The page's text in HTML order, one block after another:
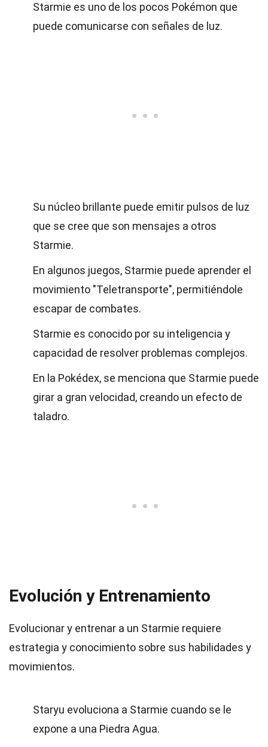
Starmie es uno de los pocos Pokémon que
puede comunicarse con señales de luz.
Su núcleo brillante puede emitir pulsos de luz
que se cree que son mensajes a otros
Starmie.
En algunos juegos, Starmie puede aprender el
movimiento "Teletransporte", permitiéndole
escapar de combates.
Starmie es conocido por su inteligencia y
capacidad de resolver problemas complejos.
En la Pokédex, se menciona que Starmie puede
girar a gran velocidad, creando un efecto de
taladro.
Evolución y Entrenamiento
Evolucionar y entrenar a un Starmie requiere
estrategia y conocimiento sobre sus habilidades y
movimientos.
Staryu evoluciona a Starmie cuando se le
expone a una Piedra Agua.